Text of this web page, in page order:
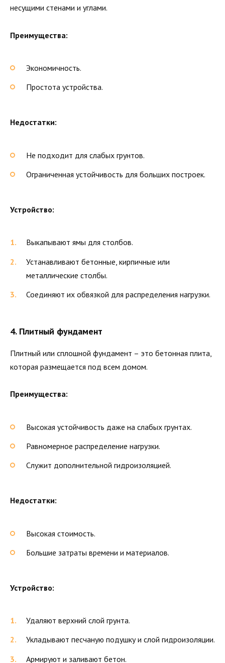
несущими стенами и углами.
Преимущества:
Экономичность.
Простота устройства.
Недостатки:
Не подходит для слабых грунтов.
Ограниченная устойчивость для больших построек.
Устройство:
Выкапывают ямы для столбов.
Устанавливают бетонные, кирпичные или
металлические столбы.
Соединяют их обвязкой для распределения нагрузки.
4. Плитный фундамент
Плитный или сплошной фундамент – это бетонная плита,
которая размещается под всем домом.
Преимущества:
Высокая устойчивость даже на слабых грунтах.
Равномерное распределение нагрузки.
Служит дополнительной гидроизоляцией.
Недостатки:
Высокая стоимость.
Большие затраты времени и материалов.
Устройство:
Удаляют верхний слой грунта.
Укладывают песчаную подушку и слой гидроизоляции.
Армируют и заливают бетон.